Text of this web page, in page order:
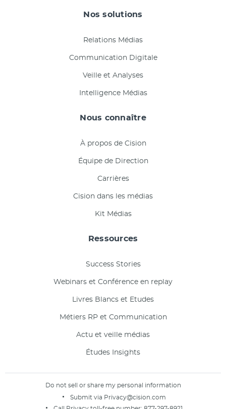
Nos solutions
Relations Médias
Communication Digitale
Veille et Analyses
Intelligence Médias
Nous connaître
À propos de Cision
Équipe de Direction
Carrières
Cision dans les médias
Kit Médias
Ressources
Success Stories
Webinars et Conférence en replay
Livres Blancs et Etudes
Métiers RP et Communication
Actu et veille médias
Études Insights
Do not sell or share my personal information
Submit via Privacy@cision.com